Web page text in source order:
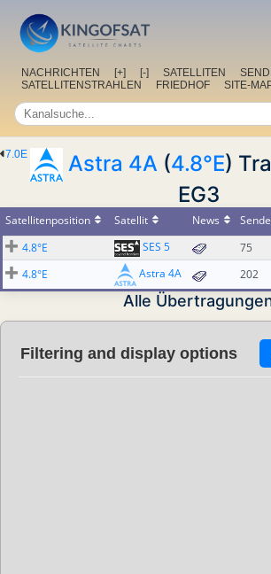
NACHRICHTEN [+] [-] SATELLITEN
SATELLITENSTRAHLEN
FRIEDHOF SITE-
7.0E Astra 4A (4.8°E)
EG3
Satellitenposition Satellit News
4.8°E
SES 5 75
4.8°E
Astra 4A 202
Alle
Filtering and display options